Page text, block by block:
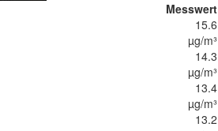
Messwert
15.6
µg/m³
14.3
µg/m³
13.4
µg/m³
13.2